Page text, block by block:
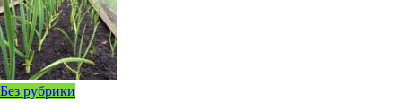
Без рубрики